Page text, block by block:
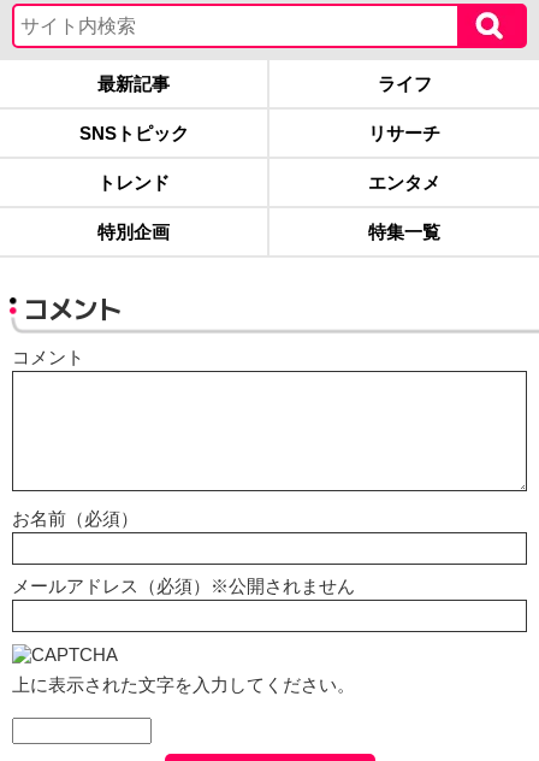
最新記事 ライフ
SNSトピック リサーチ
トレンド エンタメ
特別企画 特集一覧
コメント
コメント
お名前（必須）
メールアドレス（必須）※公開されません
上に表示された文字を入力してください。